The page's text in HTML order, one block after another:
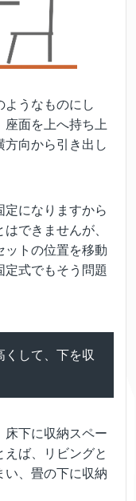
ようなものにし
座面を上へ持ち上
方向から引き出し
定になりますから
できませんが、
ットの位置を移動
定式でもそう問題
くして、下を収
床下に収納スペー
えば、リビングと
い、畳の下に収納